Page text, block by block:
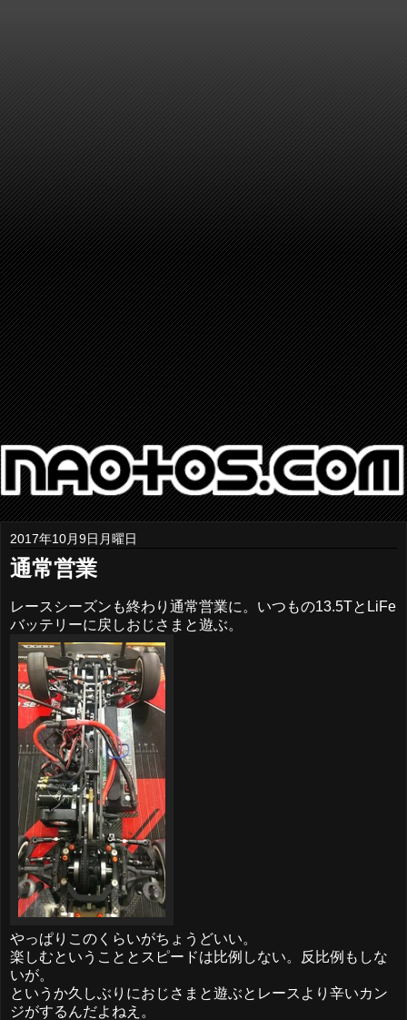
2017年10月9日月曜日
通常営業
レースシーズンも終わり通常営業に。いつもの13.5TとLiFe
バッテリーに戻しおじさまと遊ぶ。
やっぱりこのくらいがちょうどいい。
楽しむということとスピードは比例しない。反比例もしな
いが。
というか久しぶりにおじさまと遊ぶとレースより辛いカン
ジがするんだよねえ。